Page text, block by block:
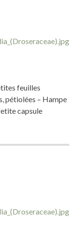
feuilles
pétiolées – Hampe
capsule